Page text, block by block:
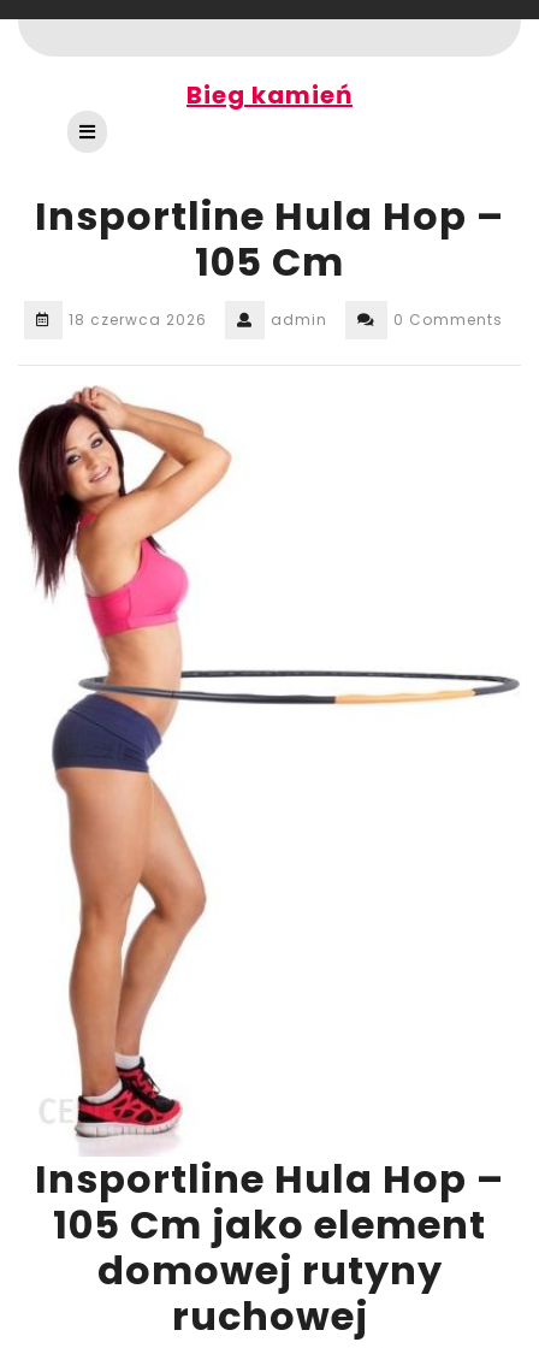
to
content
Bieg kamień
Open
Button
Insportline Hula Hop –
105 Cm
18 czerwca 2026 admin 0 Comments
Insportline Hula Hop –
105 Cm jako element
domowej rutyny
ruchowej